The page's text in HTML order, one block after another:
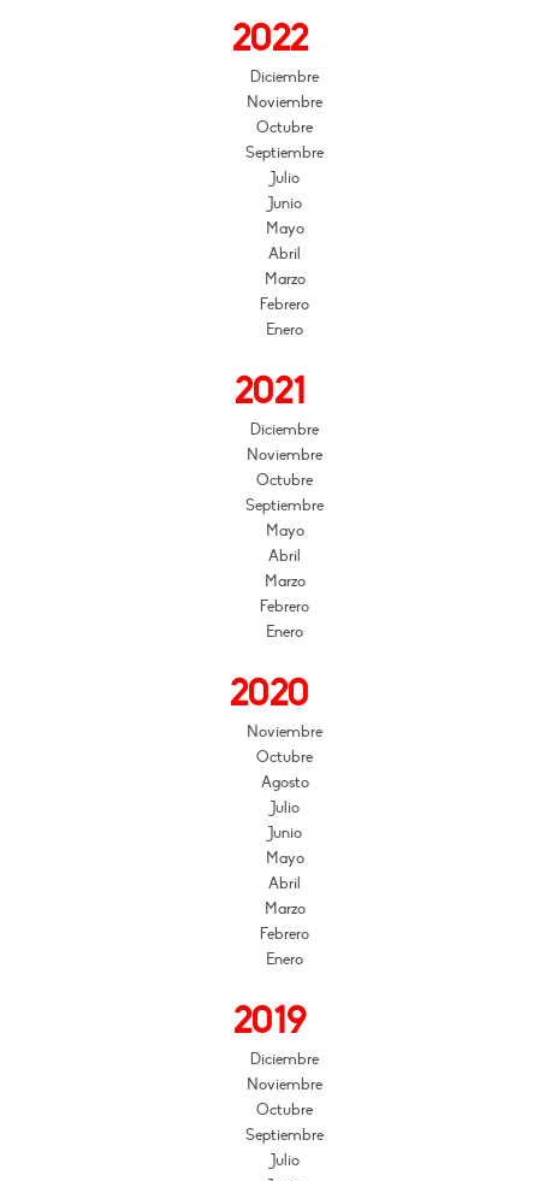
2022
Diciembre
Noviembre
Octubre
Septiembre
Julio
Junio
Mayo
Abril
Marzo
Febrero
Enero
2021
Diciembre
Noviembre
Octubre
Septiembre
Mayo
Abril
Marzo
Febrero
Enero
2020
Noviembre
Octubre
Agosto
Julio
Junio
Mayo
Abril
Marzo
Febrero
Enero
2019
Diciembre
Noviembre
Octubre
Septiembre
Julio